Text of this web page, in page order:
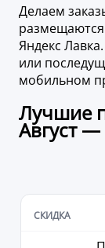
Делаем
Яндекс
или
мобильном
Лучшие
Август